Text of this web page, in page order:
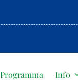
Programma Info